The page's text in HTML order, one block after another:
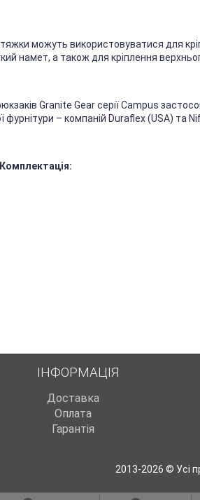
можуть використовуватися для
намет, а також для кріплення
Granite Gear серії Campus
фурнітури – компаній Duraflex (USA) та
Комплектація:
ІНФОРМАЦІЯ
Доставка
Оплата
Гарантія
2013-2026 © Усі